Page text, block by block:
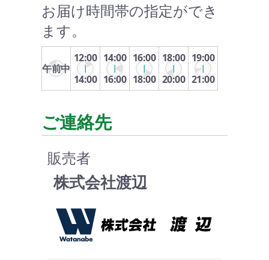
お届け時間帯の指定ができ
ます。
午前中
12:00
14:00
14:00
16:00
16:00
18:00
18:00
20:00
19:00
21:00
ご連絡先
販売者
株式会社渡辺